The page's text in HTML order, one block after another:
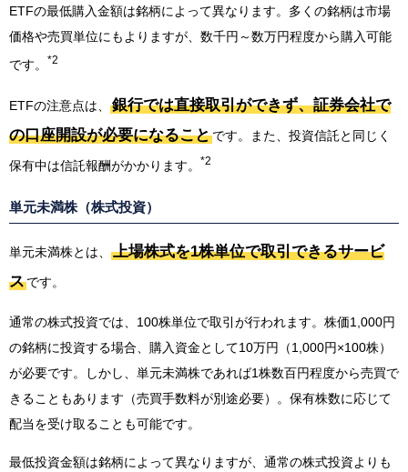
ETFの最低購入金額は銘柄によって異なります。多くの銘柄は市場
価格や売買単位にもよりますが、数千円～数万円程度から購入可能
です。
*2
ETFの注意点は、
銀行では直接取引ができず、証券会社で
の口座開設が必要になることです。また、投資信託と同じく
保有中は信託報酬がかかります。 *2
単元未満株（株式投資）
単元未満株とは、
上場株式を1株単位で取引できるサービ
スです。
通常の株式投資では、100株単位で取引が行われます。株価1,000円
の銘柄に投資する場合、購入資金として10万円（1,000円×100株）
が必要です。しかし、単元未満株であれば1株数百円程度から売買で
きることもあります（売買手数料が別途必要）。保有株数に応じて
配当を受け取ることも可能です。
最低投資金額は銘柄によって異なりますが、通常の株式投資よりも